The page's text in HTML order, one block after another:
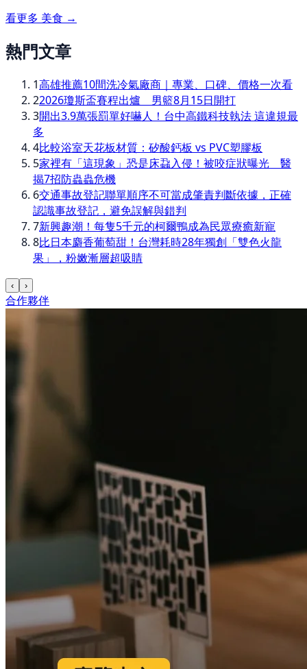
看更多 美食 →
熱門文章
1高雄推薦10間洗冷氣廠商｜專業、口碑、價格一次看
22026瓊斯盃賽程出爐 男籃8月15日開打
3開出3.9萬張罰單好嚇人！台中高鐵科技執法 這違規最
多
4比較浴室天花板材質：矽酸鈣板 vs PVC塑膠板
5家裡有「這現象」恐是床蝨入侵！被咬症狀曝光 醫
揭7招防蟲蟲危機
6交通事故登記聯單順序不可當成肇責判斷依據，正確
認識事故登記，避免誤解與錯判
7新興趣潮！每隻5千元的柯爾鴨成為民眾療癒新寵
8比日本麝香葡萄甜！台灣耗時28年獨創「雙色火龍
果」，粉嫩漸層超吸睛
‹ ›
合作夥伴